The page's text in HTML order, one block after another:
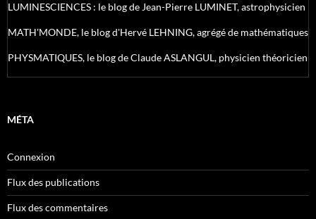
LUMINESCIENCES : le blog de Jean-Pierre LUMINET, astrophysicien
MATH'MONDE, le blog d'Hervé LEHNING, agrégé de mathématiques
PHYSMATIQUES, le blog de Claude ASLANGUL, physicien théoricien
MÉTA
Connexion
Flux des publications
Flux des commentaires